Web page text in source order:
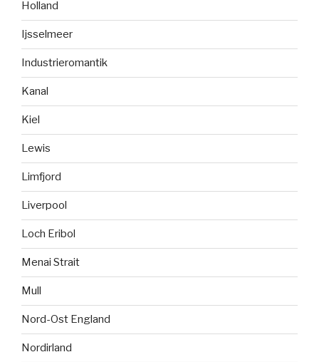
Holland
Ijsselmeer
Industrieromantik
Kanal
Kiel
Lewis
Limfjord
Liverpool
Loch Eribol
Menai Strait
Mull
Nord-Ost England
Nordirland